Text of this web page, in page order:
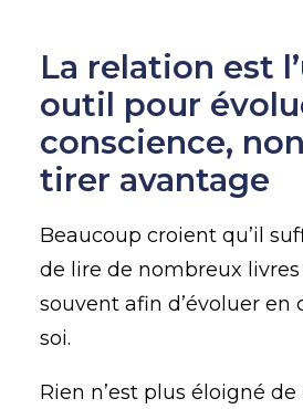
La relation est
outil pour
conscience,
tirer avantage
Beaucoup croient qu’il
de lire de nombreux
souvent afin d’évoluer en
soi.
Rien n’est plus éloigné de